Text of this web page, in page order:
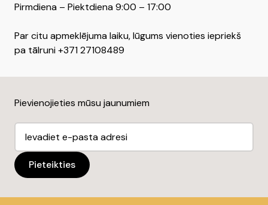
Pirmdiena – Piektdiena 9:00 – 17:00
Par citu apmeklējuma laiku, lūgums vienoties iepriekš
pa tālruni +371 27108489
Pievienojieties mūsu jaunumiem